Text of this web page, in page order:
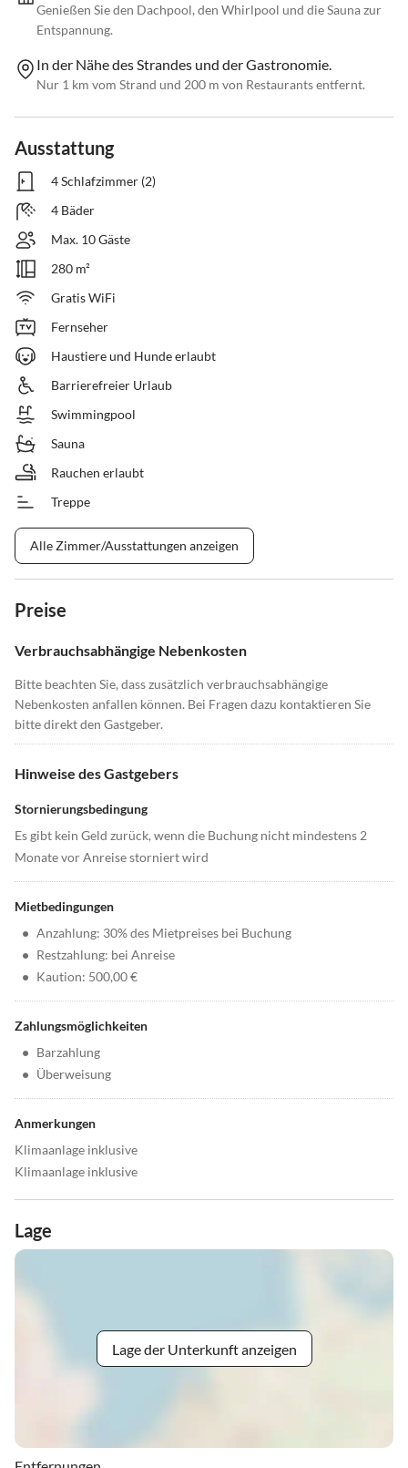
Genießen Sie den Dachpool, den Whirlpool und die Sauna zur
Entspannung.
In der Nähe des Strandes und der Gastronomie.
Nur 1 km vom Strand und 200 m von Restaurants entfernt.
Ausstattung
4 Schlafzimmer (2)
4 Bäder
Max. 10 Gäste
280 m²
Gratis WiFi
Fernseher
Haustiere und Hunde erlaubt
Barrierefreier Urlaub
Swimmingpool
Sauna
Rauchen erlaubt
Treppe
Alle Zimmer/Ausstattungen anzeigen
Preise
Verbrauchsabhängige Nebenkosten
Bitte beachten Sie, dass zusätzlich verbrauchsabhängige
Nebenkosten anfallen können. Bei Fragen dazu kontaktieren Sie
bitte direkt den Gastgeber.
Hinweise des Gastgebers
Stornierungsbedingung
Es gibt kein Geld zurück, wenn die Buchung nicht mindestens 2
Monate vor Anreise storniert wird
Mietbedingungen
• Anzahlung: 30% des Mietpreises bei Buchung
• Restzahlung: bei Anreise
• Kaution: 500,00 €
Zahlungsmöglichkeiten
• Barzahlung
• Überweisung
Anmerkungen
Klimaanlage inklusive
Klimaanlage inklusive
Lage
Lage der Unterkunft anzeigen